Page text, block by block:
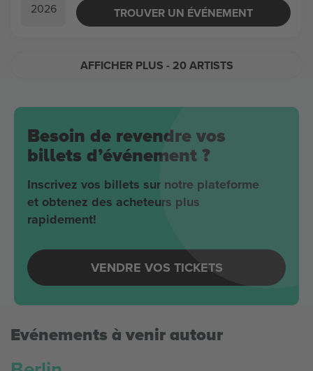
2026
TROUVER UN ÉVÉNEMENT
AFFICHER PLUS - 20 ARTISTS
Besoin de revendre vos
billets d’événement ?
Inscrivez vos billets sur notre plateforme
et obtenez des acheteurs plus
rapidement!
VENDRE VOS TICKETS
Evénements à venir autour